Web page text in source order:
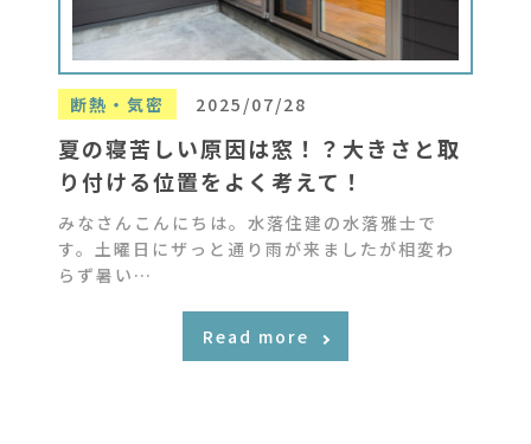
断熱・気密 2025/07/28
夏の寝苦しい原因は窓！？大きさと取
り付ける位置をよく考えて！
みなさんこんにちは。水落住建の水落雅士で
す。土曜日にザっと通り雨が来ましたが相変わ
らず暑い…
Read more